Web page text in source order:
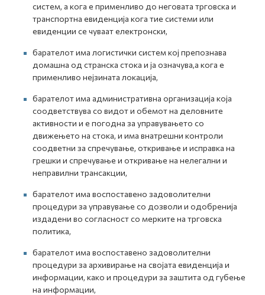
систем, а кога е применливо до неговата трговска и
транспортна евиденција кога тие системи или
евиденции се чуваат електронски,
барателот има логистички систем кој препознава
домашна од странска стока и ја означува,а кога е
применливо нејзината локација,
барателот има административна организација која
соодветствува со видот и обемот на деловните
активности и е погодна за управувањето со
движењето на стока, и има внатрешни контроли
соодветни за спречување, откривање и исправка на
грешки и спречување и откривање на нелегални и
неправилни трансакции,
барателот има воспоставено задоволителни
процедури за управување со дозволи и одобренија
издадени во согласност со мерките на трговска
политика,
барателот има воспоставено задоволителни
процедури за архивирање на својата евиденција и
информации, како и процедури за заштита од губење
на информации,